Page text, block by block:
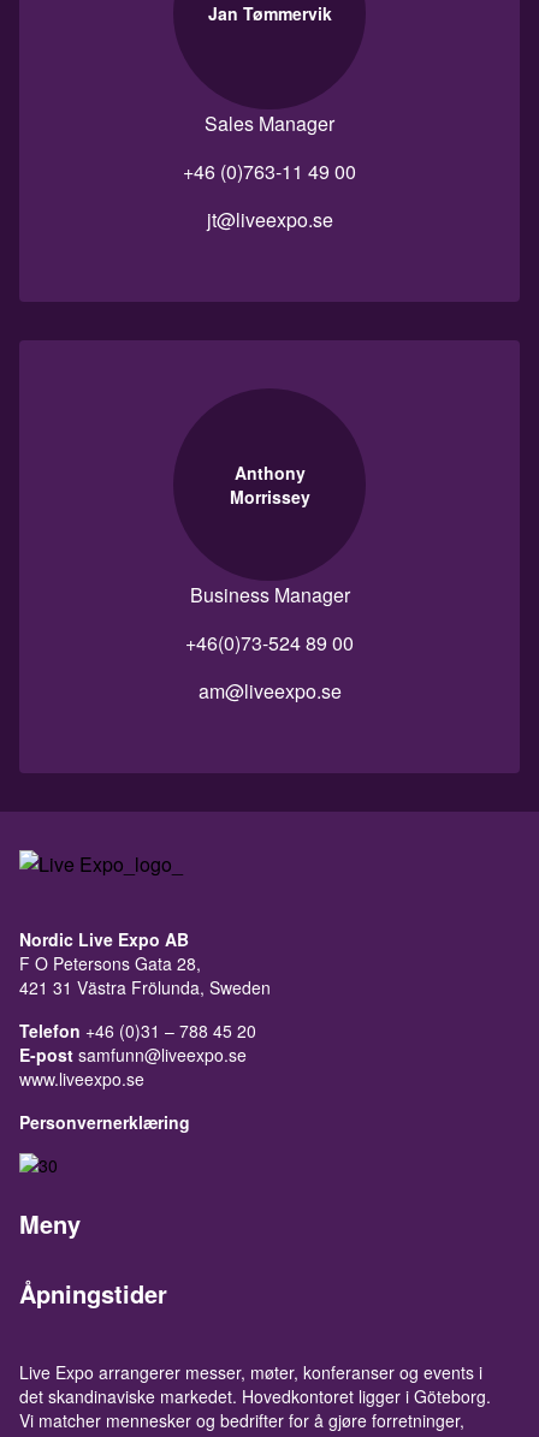
Jan Tømmervik
Sales Manager
+46 (0)763-11 49 00
jt@liveexpo.se
Anthony
Morrissey
Business Manager
+46(0)73-524 89 00
am@liveexpo.se
Nordic Live Expo AB
F O Petersons Gata 28,
421 31 Västra Frölunda, Sweden
Telefon +46 (0)31 – 788 45 20
E-post samfunn@liveexpo.se
www.liveexpo.se
Personvernerklæring
Meny
Åpningstider
Live Expo arrangerer messer, møter, konferanser og events i
det skandinaviske markedet. Hovedkontoret ligger i Göteborg.
Vi matcher mennesker og bedrifter for å gjøre forretninger,